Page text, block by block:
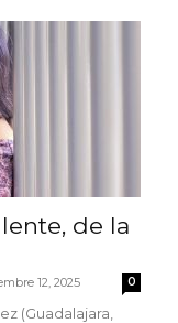
de la
12, 2025 0
(Guadalajara,